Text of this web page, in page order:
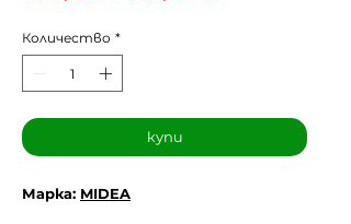
Количество *
купи
Марка: MIDEA